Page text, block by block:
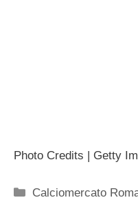
Photo Credits | Getty
Categorie
Calciomercato